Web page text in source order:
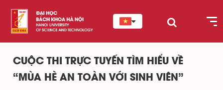
CUỘC THI TRỰC TUYẾN TÌM HIỂU VỀ
“MÙA HÈ AN TOÀN VỚI SINH VIÊN”